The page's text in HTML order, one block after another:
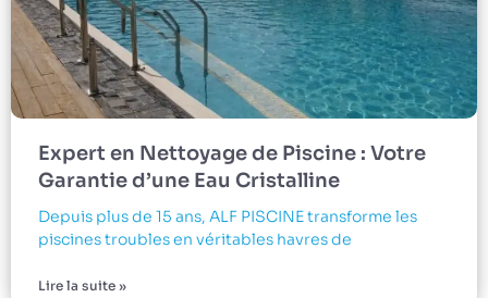
Expert en Nettoyage de Piscine : Votre
Garantie d’une Eau Cristalline
Depuis plus de 15 ans, ALF PISCINE transforme les
piscines troubles en véritables havres de
Lire la suite »